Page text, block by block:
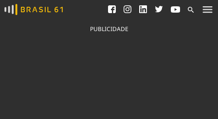
Ver todas as notícias
Saneamento
Indicadores
PUBLICIDADE